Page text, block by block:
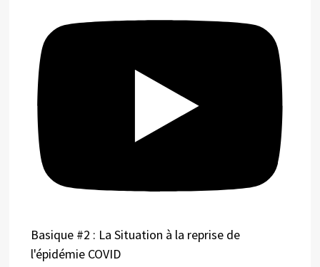
Basique #2 : La Situation à la reprise de
l'épidémie COVID